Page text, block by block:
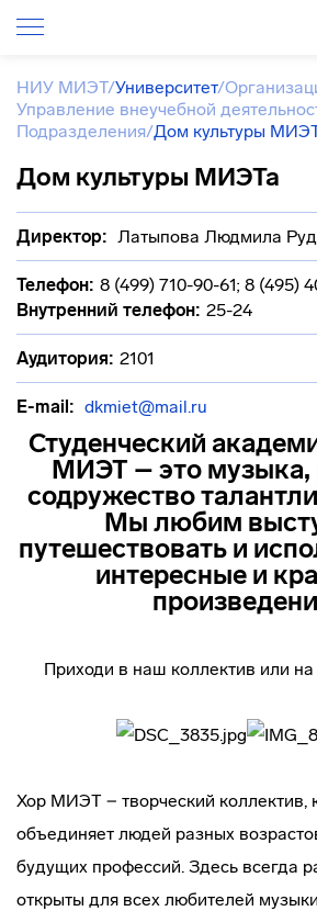
НИУ МИЭТ/Университет/
Управление внеучебной
Подразделения/Дом культуры
Дом культуры МИЭТа
Директор: Латыпова Людмила
Телефон: 8 (499) 710-90-61; 8 (495)
Внутренний телефон: 25-24
Аудитория: 2101
E-mail: dkmiet@mail.ru
Студенческий
МИЭТ – это музыка,
содружество
Мы любим
путешествовать и
интересные и
Приходи в наш коллектив или
Хор МИЭТ − творческий коллектив,
объединяет людей разных
будущих профессий. Здесь всегда
открыты для всех любителей